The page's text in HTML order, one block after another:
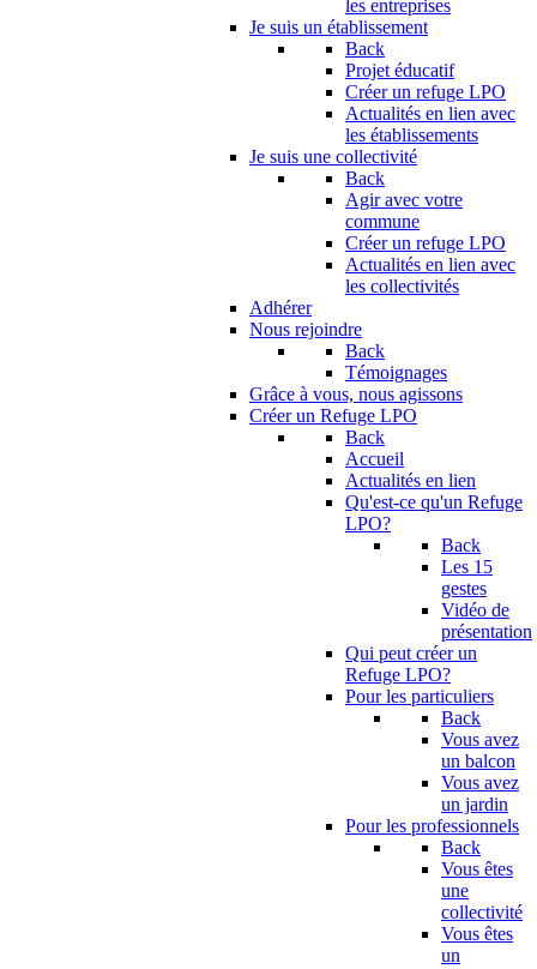
les entreprises
Je suis un établissement
Back
Projet éducatif
Créer un refuge LPO
Actualités en lien avec
les établissements
Je suis une collectivité
Back
Agir avec votre
commune
Créer un refuge LPO
Actualités en lien avec
les collectivités
Adhérer
Nous rejoindre
Back
Témoignages
Grâce à vous, nous agissons
Créer un Refuge LPO
Back
Accueil
Actualités en lien
Qu'est-ce qu'un Refuge
LPO?
Back
Les 15
gestes
Vidéo de
présentation
Qui peut créer un
Refuge LPO?
Pour les particuliers
Back
Vous avez
un balcon
Vous avez
un jardin
Pour les professionnels
Back
Vous êtes
une
collectivité
Vous êtes
un